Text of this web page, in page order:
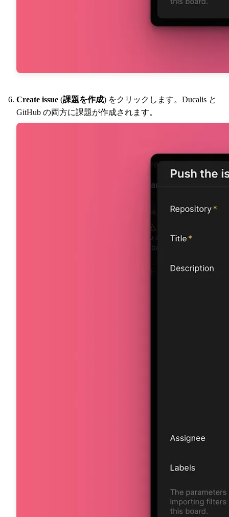
Create issue (課題を作成) をクリックします。 Ducalis と
GitHub の両方に課題が作成されます。